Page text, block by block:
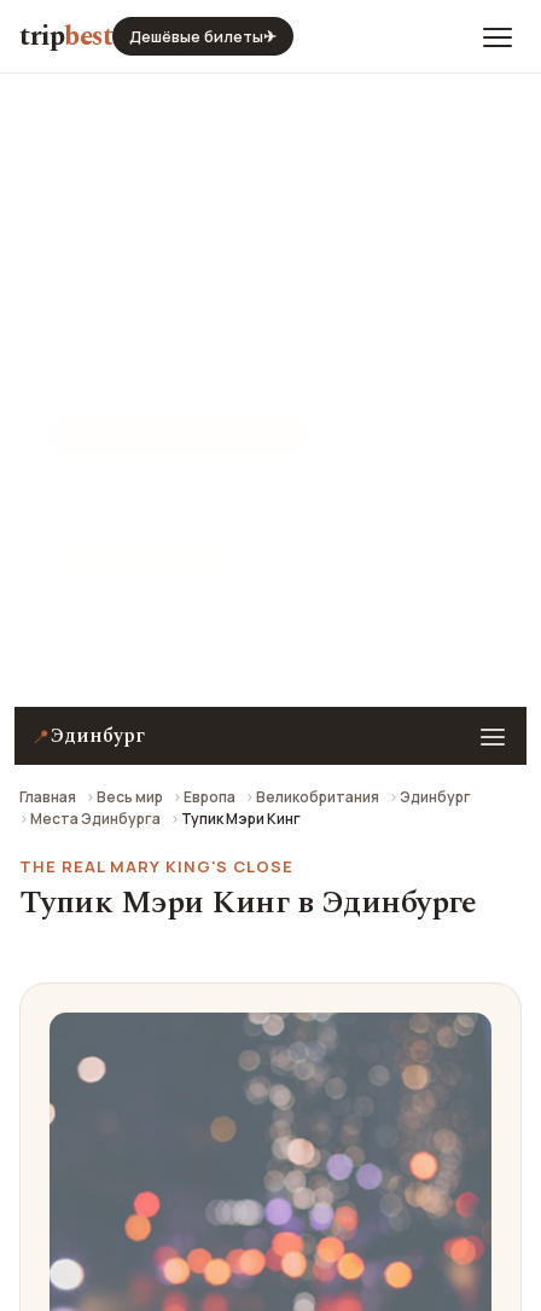
tripbest Дешёвые билеты✈
📍Эдинбург
Главная Весь мир Европа Великобритания
Эдинбург
Места Эдинбурга
Тупик Мэри Кинг
THE REAL MARY KING'S CLOSE
Тупик Мэри Кинг в Эдинбурге